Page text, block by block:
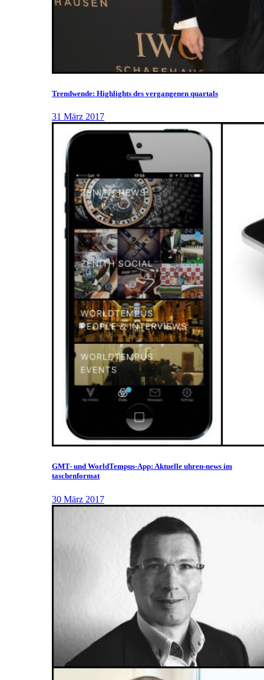
Trendwende: Highlights des vergangenen quartals
31 März 2017
GMT- und WorldTempus-App: Aktuelle uhren-news im
taschenformat
30 März 2017